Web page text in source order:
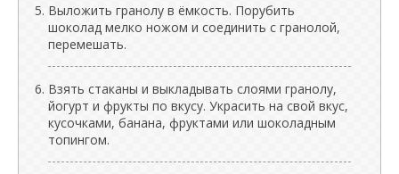
Выложить гранолу в ёмкость. Порубить
шоколад мелко ножом и соединить с гранолой,
перемешать.
Взять стаканы и выкладывать слоями гранолу,
йогурт и фрукты по вкусу. Украсить на свой вкус,
кусочками, банана, фруктами или шоколадным
топингом.